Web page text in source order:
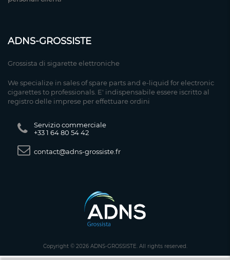
ADNS-GROSSISTE
Grossista di sigarette elettroniche
We specialize in sales of spare parts and e-liquid for electronic
cigarettes to professionals. E' indispensabile essere iscritto al
registro delle imprese per effettuare ordini
Servizio commerciale
+33 1 64 80 54 42
contact@adns-grossiste.fr
Copyright © 2026 ADNS-GROSSISTE. All rights reserved.